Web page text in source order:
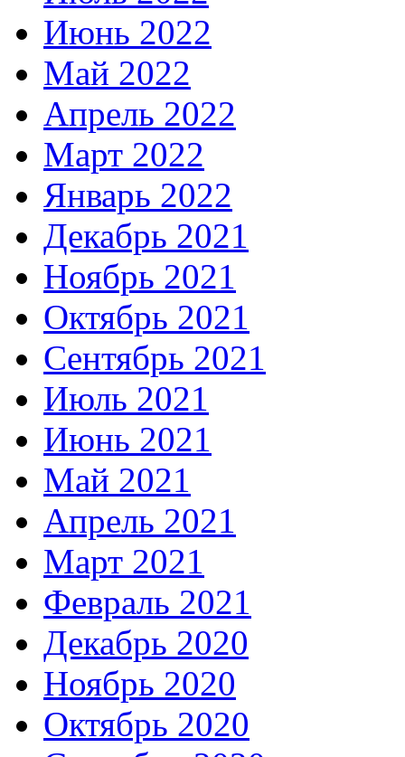
Июнь 2022
Май 2022
Апрель 2022
Март 2022
Январь 2022
Декабрь 2021
Ноябрь 2021
Октябрь 2021
Сентябрь 2021
Июль 2021
Июнь 2021
Май 2021
Апрель 2021
Март 2021
Февраль 2021
Декабрь 2020
Ноябрь 2020
Октябрь 2020